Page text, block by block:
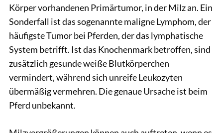
Körper vorhandenen Primärtumor, in der Milz an. Ein
Sonderfall ist das sogenannte maligne Lymphom, der
häufigste Tumor bei Pferden, der das lymphatische
System betrifft. Ist das Knochenmark betroffen, sind
zusätzlich gesunde weiße Blutkörperchen
vermindert, während sich unreife Leukozyten
übermäßig vermehren. Die genaue Ursache ist beim
Pferd unbekannt.